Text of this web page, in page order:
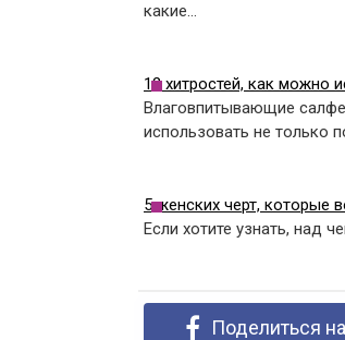
какие…
12 хитростей, как можно
Влаговпитывающие
использовать не только
5 женских черт, которые
Если хотите узнать, над
Поделиться